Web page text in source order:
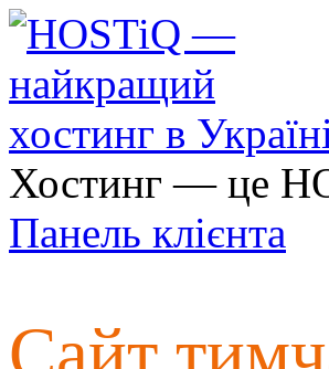
Хостинг — це
Панель клієнта